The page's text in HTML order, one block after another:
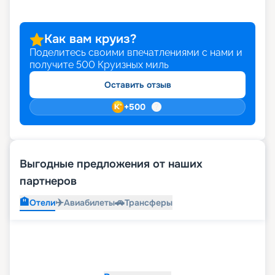
бронирования вы можете сделать свой отпуск
еще более ярким и выгодным. Выбирайте и
оформляйте путевку своей мечты онлайн на
нашем сайте.
Как вам круиз?
Поделитесь своими впечатлениями с нами и
получите 500 Круизных миль
Оставить отзыв
+500
Выгодные предложения от наших
партнеров
🏨Отели✈️Авиабилеты🚗Трансферы